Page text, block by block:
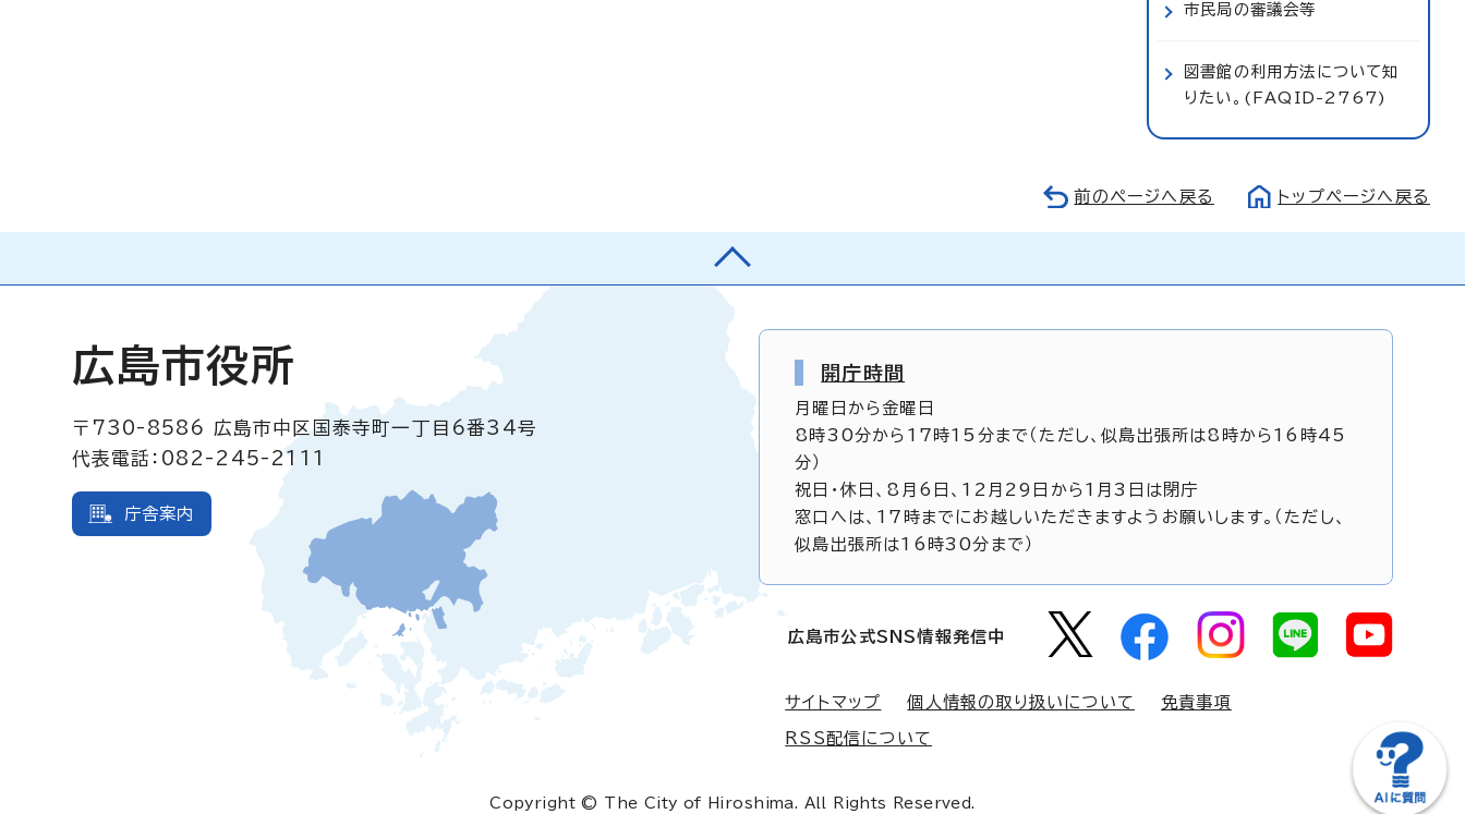
市民局の審議会等
図書館の利用方法について知
りたい。(FAQID-2767)
前のページへ戻る トップページへ戻る
広島市役所
〒730-8586
広島市中区国泰寺町一丁目6番34号
代表電話：082-245-2111
庁舎案内
開庁時間
月曜日から金曜日
8時30分から17時15分まで（ただし、似島出張所は8時から16時45
分）
祝日・休日、8月6日、12月29日から1月3日は閉庁
窓口へは、17時までにお越しいただきますようお願いします。（ただし、
似島出張所は16時30分まで）
広島市公式SNS情報発信中
サイトマップ 個人情報の取り扱いについて 免責事項
RSS配信について
Copyright © The City of Hiroshima. All Rights Reserved.